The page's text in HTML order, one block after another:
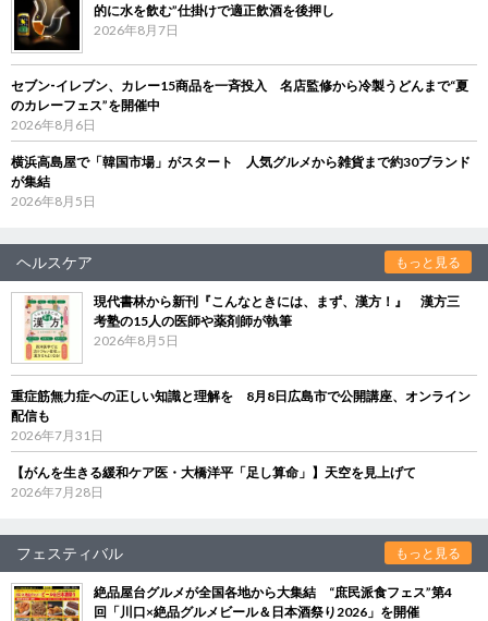
的に水を飲む”仕掛けで適正飲酒を後押し
2026年8月7日
セブン‐イレブン、カレー15商品を一斉投入 名店監修から冷製うどんまで“夏
のカレーフェス”を開催中
2026年8月6日
横浜高島屋で「韓国市場」がスタート 人気グルメから雑貨まで約30ブランド
が集結
2026年8月5日
ヘルスケア もっと見る
現代書林から新刊『こんなときには、まず、漢方！』 漢方三
考塾の15人の医師や薬剤師が執筆
2026年8月5日
重症筋無力症への正しい知識と理解を 8月8日広島市で公開講座、オンライン
配信も
2026年7月31日
【がんを生きる緩和ケア医・大橋洋平「足し算命」】天空を見上げて
2026年7月28日
フェスティバル もっと見る
絶品屋台グルメが全国各地から大集結 “庶民派食フェス”第4
回「川口×絶品グルメビール＆日本酒祭り2026」を開催